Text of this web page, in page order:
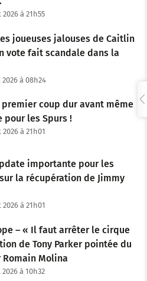
à 21h55
joueuses jalouses de Caitlin
vote fait scandale dans la
à 08h24
premier coup dur avant même
pour les Spurs !
à 21h01
importante pour les
la récupération de Jimmy
à 21h01
– « Il faut arrêter le cirque
de Tony Parker pointée du
Molina
à 10h32